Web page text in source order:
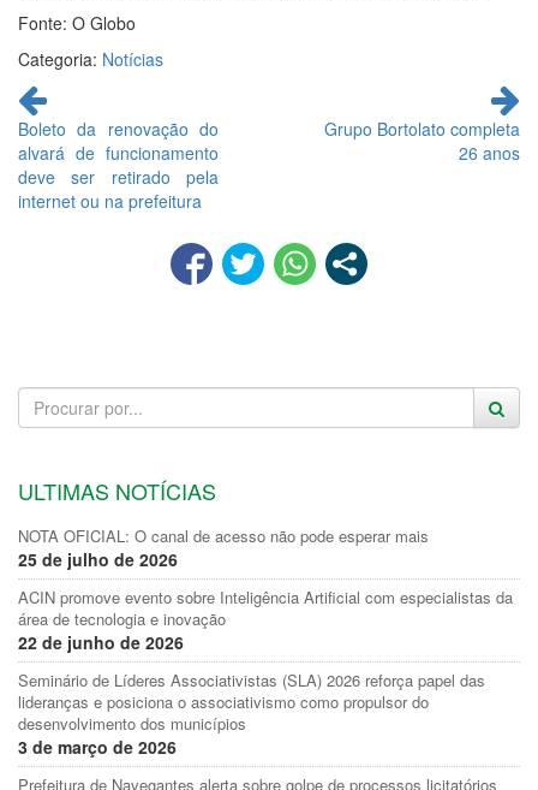
Fonte: O Globo
Categoria: Notícias
Continue
lendo
Boleto da renovação do
alvará de funcionamento
deve ser retirado pela
internet ou na prefeitura
Grupo Bortolato completa
26 anos
ULTIMAS NOTÍCIAS
NOTA OFICIAL: O canal de acesso não pode esperar mais
25 de julho de 2026
ACIN promove evento sobre Inteligência Artificial com especialistas da
área de tecnologia e inovação
22 de junho de 2026
Seminário de Líderes Associativistas (SLA) 2026 reforça papel das
lideranças e posiciona o associativismo como propulsor do
desenvolvimento dos municípios
3 de março de 2026
Prefeitura de Navegantes alerta sobre golpe de processos licitatórios